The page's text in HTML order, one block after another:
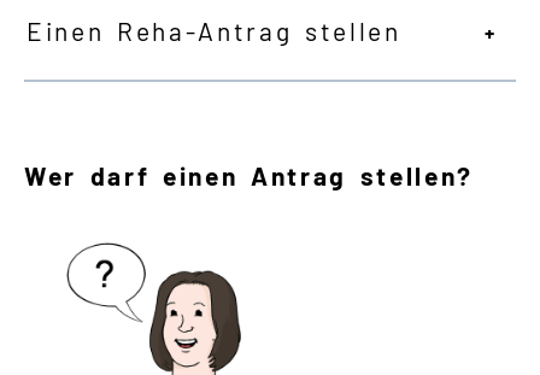
Einen Reha-Antrag stellen
Wer darf einen Antrag stellen?